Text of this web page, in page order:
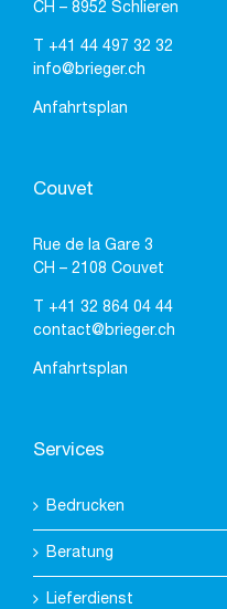
CH – 8952 Schlieren
+41 44 497 32 32
info@brieger.ch
Anfahrtsplan
Couvet
Rue de la Gare 3
CH – 2108 Couvet
+41 32 864 04 44
contact@brieger.ch
Anfahrtsplan
Services
Bedrucken
Beratung
Lieferdienst